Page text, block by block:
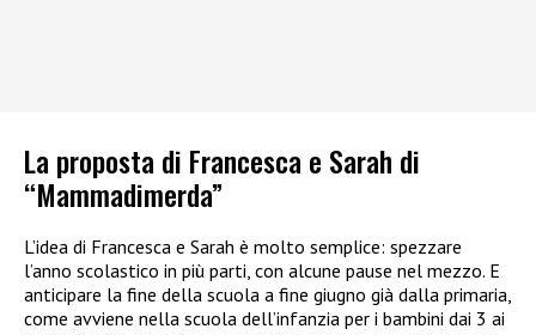
La proposta di Francesca e Sarah di
“Mammadimerda”
L’idea di Francesca e Sarah è molto semplice: spezzare
l’anno scolastico in più parti, con alcune pause nel mezzo. E
anticipare la fine della scuola a fine giugno già dalla primaria,
come avviene nella scuola dell’infanzia per i bambini dai 3 ai